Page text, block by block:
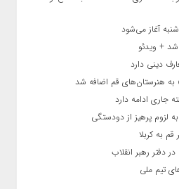
آغاز می‌شود
شد + ویدئو
دینی دارد
هنرستان‌های قم اضافه شد
جاری ادامه دارد
لزوم پرهیز از دودستگی
دفتر رهبر انقلاب